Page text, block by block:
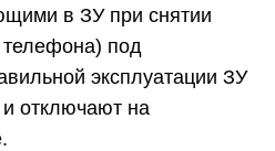
в ЗУ при снятии
телефона) под
эксплуатации ЗУ
отключают на